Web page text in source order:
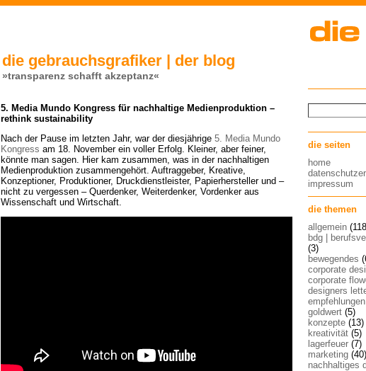
die gebrauchsgrafiker | der blog
»transparenz schafft akzeptanz«
5. Media Mundo Kongress für nachhaltige Medienproduktion –
rethink sustainability
Nach der Pause im letzten Jahr, war der diesjährige 5. Media Mundo
Kongress am 18. November ein voller Erfolg. Kleiner, aber feiner,
könnte man sagen. Hier kam zusammen, was in der nachhaltigen
Medienproduktion zusammengehört. Auftraggeber, Kreative,
Konzeptioner, Produktioner, Druckdienstleister, Papierhersteller und –
nicht zu vergessen – Querdenker, Weiterdenker, Vordenker aus
Wissenschaft und Wirtschaft.
die seiten
home
impressum
die themen
allgemein
bdg |
(3)
bewegendes
corporate
corporate
designers
empfehlungen
goldwert (5)
konzepte (13)
kreativität (5)
lagerfeuer (7)
marketing (40)
nachhaltiges